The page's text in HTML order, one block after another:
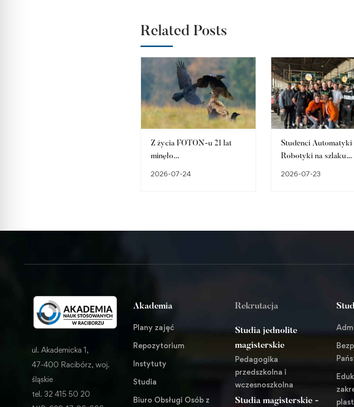
Related Posts
Z życia FOTON-u 21 lat
minęło…
2026-07-24
Studenci Automatyki
Robotyki na szlaku
2026-07-23
ul. Akademicka 1,
47-400 Racibórz, woj.
śląskie
tel. 32 415 50 20
Akademia
Plany zajęć
Repozytorium
Instytuty
Studia
Biuro Obsługi Osób z
Rekrutacja
Studia jednolite
magisterskie
Pedagogika
przedszkolna i
wczesnoszkolna
Studia magisterskie -